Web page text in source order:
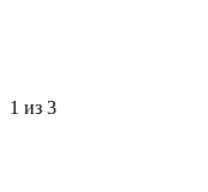
1 из 3